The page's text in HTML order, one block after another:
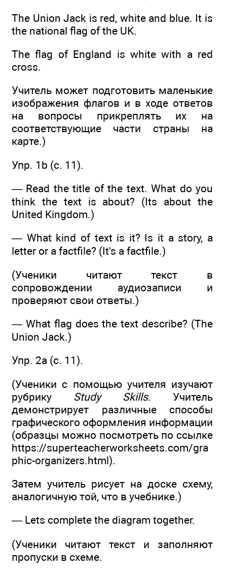
The Union Jack is red, white and blue. It is
the national flag of the UK.
The flag of England is white with a red
cross.
Учитель может подготовить маленькие
изображения флагов и в ходе ответов
на вопросы прикреплять их на
соответствующие части страны на
карте.)
Упр. 1b (с. 11).
— Read the title of the text. What do you
think the text is about? (Its about the
United Kingdom.)
— What kind of text is it? Is it a story, a
letter or a factfile? (It's a factfile.)
(Ученики читают текст в
сопровождении аудиозаписи и
проверяют свои ответы.)
— What flag does the text describe? (The
Union Jack.)
Упр. 2a (c. 11).
(Ученики с помощью учителя изучают
рубрику Study Skills. Учитель
демонстрирует различные способы
графического оформления информации
(образцы можно посмотреть по ссылке
https://superteacherworksheets.com/gra
phic-organizers.html).
Затем учитель рисует на доске схему,
аналогичную той, что в учебнике.)
— Lets complete the diagram together.
(Ученики читают текст и заполняют
пропуски в схеме.